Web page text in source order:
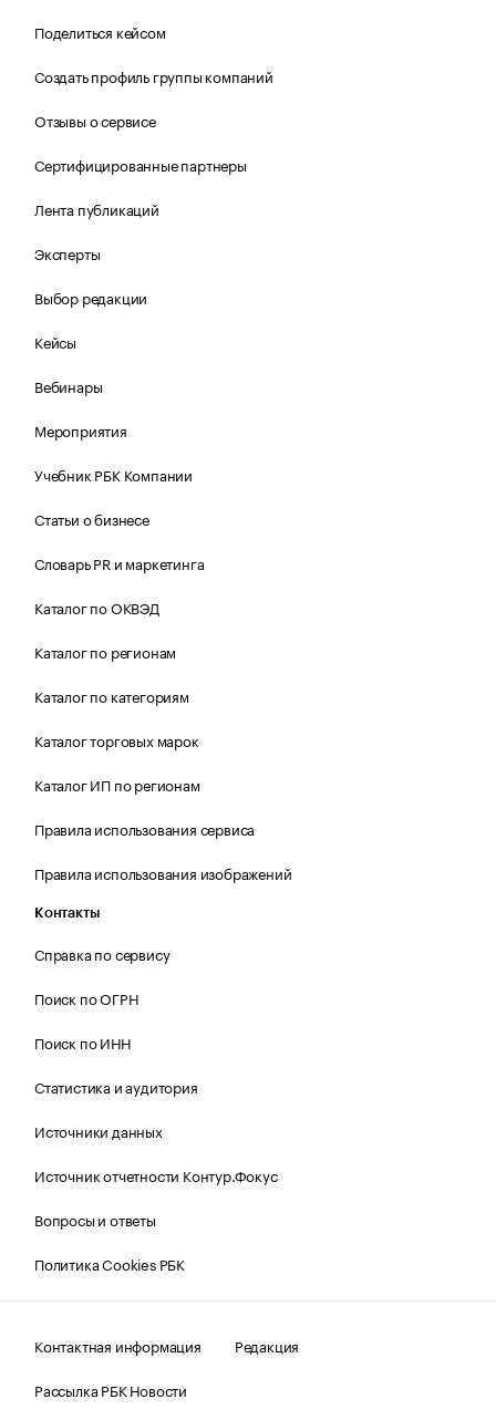
Поделиться кейсом
Создать профиль группы компаний
Отзывы о сервисе
Сертифицированные партнеры
Лента публикаций
Эксперты
Выбор редакции
Кейсы
Вебинары
Мероприятия
Учебник РБК Компании
Статьи о бизнесе
Словарь PR и маркетинга
Каталог по ОКВЭД
Каталог по регионам
Каталог по категориям
Каталог торговых марок
Каталог ИП по регионам
Правила использования сервиса
Правила использования изображений
Контакты
Справка по сервису
Поиск по ОГРН
Поиск по ИНН
Статистика и аудитория
Источники данных
Источник отчетности Контур.Фокус
Вопросы и ответы
Политика Cookies РБК
Контактная информация
Редакция
Рассылка РБК Новости